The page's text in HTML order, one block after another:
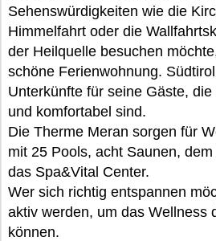
Sehenswürdigkeiten wie die
Himmelfahrt oder die
der Heilquelle besuchen
schöne Ferienwohnung.
Unterkünfte für seine Gäste,
und komfortabel sind.
Die Therme Meran sorgen für
mit 25 Pools, acht Saunen,
das Spa&Vital Center.
Wer sich richtig entspannen
aktiv werden, um das Wellness
können.